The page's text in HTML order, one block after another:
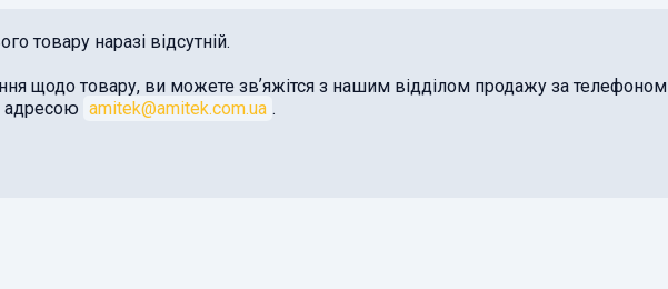
товару наразі відсутній.
щодо товару, ви можете звʼяжітся з нашим відділом продажу за телефоном
адресою amitek@amitek.com.ua .